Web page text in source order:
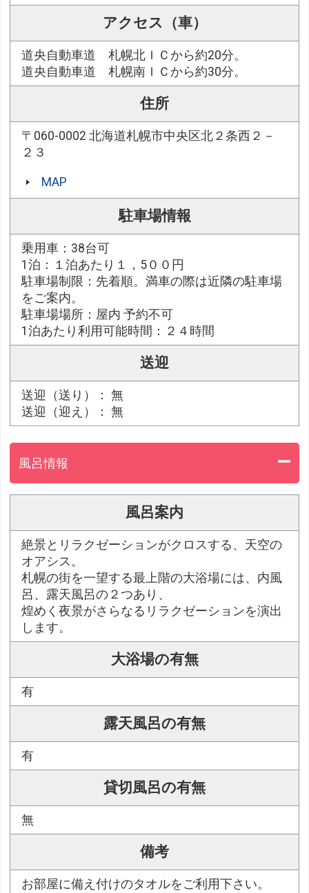
アクセス（車）
道央自動車道 札幌北ＩＣから約20分。
道央自動車道 札幌南ＩＣから約30分。
住所
〒060-0002 北海道札幌市中央区北２条西２－
２３
MAP
駐車場情報
乗用車：38台可
1泊：１泊あたり１，5００円
駐車場制限：先着順。満車の際は近隣の駐車場
をご案内。
駐車場場所：屋内 予約不可
1泊あたり利用可能時間：２４時間
送迎
送迎（送り）： 無
送迎（迎え）： 無
風呂情報
風呂案内
絶景とリラクゼーションがクロスする、天空の
オアシス。
札幌の街を一望する最上階の大浴場には、内風
呂、露天風呂の２つあり、
煌めく夜景がさらなるリラクゼーションを演出
します。
大浴場の有無
有
露天風呂の有無
有
貸切風呂の有無
無
備考
お部屋に備え付けのタオルをご利用下さい。